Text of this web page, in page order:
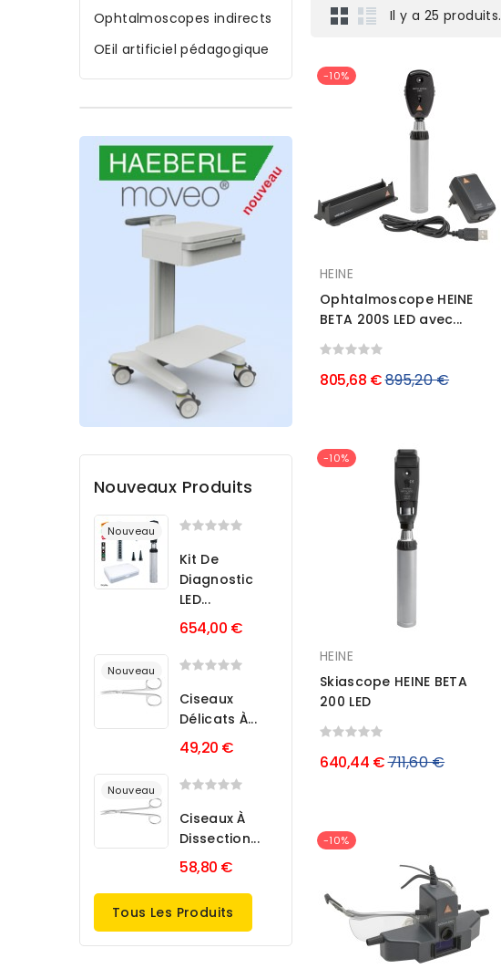
Ophtalmoscopes indirects
OEil artificiel pédagogique
Nouveaux Produits
Nouveau
Kit De
Diagnostic
LED...
654,00 €
Nouveau
Ciseaux
Délicats À...
49,20 €
Nouveau
Ciseaux À
Dissection...
58,80 €
Tous Les Produits
Il y a 25 produits.
-10%
HEINE
Ophtalmoscope HEINE
BETA 200S LED avec...
805,68 €Prix
895,20 €
-10%
HEINE
Skiascope HEINE BETA
200 LED
640,44 €Prix
711,60 €
-10%